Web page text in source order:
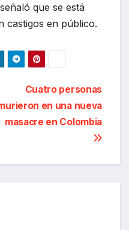
que se está
castigos en público.
Cuatro personas
en una nueva
masacre en Colombia